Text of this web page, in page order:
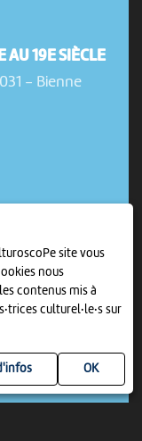
site vous
nous
contenus mis à
culturel·le·s sur
AU 19E SIÈCLE
- Bienne
WALSER